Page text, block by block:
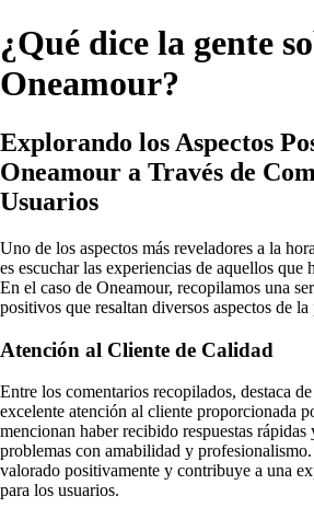
¿Qué dice la gente
Oneamour?
Explorando los Aspectos
Oneamour a Través de
Usuarios
Uno de los aspectos más reveladores a la
es escuchar las experiencias de aquellos que
En el caso de Oneamour, recopilamos una
positivos que resaltan diversos aspectos de
Atención al Cliente de Calidad
Entre los comentarios recopilados, destaca
excelente atención al cliente proporcionada
mencionan haber recibido respuestas rápidas
problemas con amabilidad y
valorado positivamente y contribuye a una
para los usuarios.